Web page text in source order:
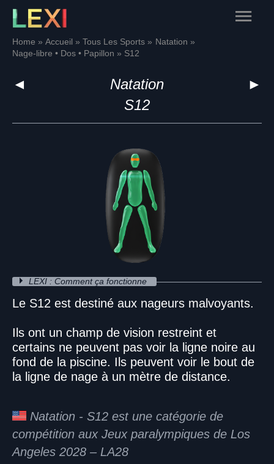
Skip
content
Main
Home Accueil Tous Les Sports
Natation
Nage-libre • Dos • Papillon
S12
◄ ►
Natation
S12
LEXI : Comment ça fonctionne
Le S12 est destiné aux nageurs malvoyants.
Ils ont un champ de vision restreint et
certains ne peuvent pas voir la ligne noire au
fond de la piscine. Ils peuvent voir le bout de
la ligne de nage à un mètre de distance.
Natation - S12 est une catégorie de
compétition aux Jeux paralympiques de Los
Angeles 2028 – LA28